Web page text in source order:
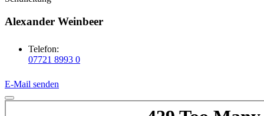
Alexander Weinbeer
Telefon:
07721 8993 0
E-Mail senden